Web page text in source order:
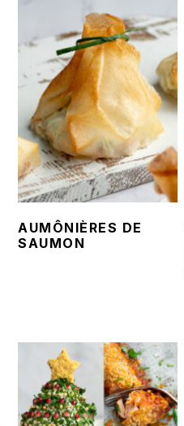
AUMÔNIÈRES DE
SAUMON